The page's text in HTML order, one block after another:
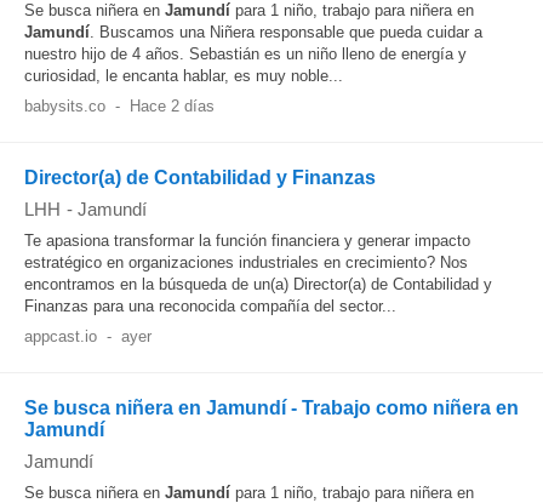
Se busca niñera en Jamundí para 1 niño, trabajo para niñera en
Jamundí. Buscamos una Niñera responsable que pueda cuidar a
nuestro hijo de 4 años. Sebastián es un niño lleno de energía y
curiosidad, le encanta hablar, es muy noble...
babysits.co - Hace 2 días
Director(a) de Contabilidad y Finanzas
LHH - Jamundí
Te apasiona transformar la función financiera y generar impacto
estratégico en organizaciones industriales en crecimiento? Nos
encontramos en la búsqueda de un(a) Director(a) de Contabilidad y
Finanzas para una reconocida compañía del sector...
appcast.io - ayer
Se busca niñera en Jamundí - Trabajo como niñera en
Jamundí
Jamundí
Se busca niñera en Jamundí para 1 niño, trabajo para niñera en